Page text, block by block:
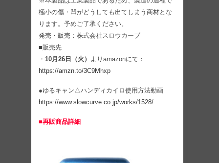
極小の傷・凹がどうしても出てしまう商材とな
ります。予めご了承ください。
発売・販売：株式会社スロウカーブ
■販売先
・ 10月26日（火） よりamazonにて：
https://amzn.to/3C9Mhxp
●ゆるキャン△ハンディカイロ使用方法動画
https://www.slowcurve.co.jp/works/1528/
■再販商品詳細